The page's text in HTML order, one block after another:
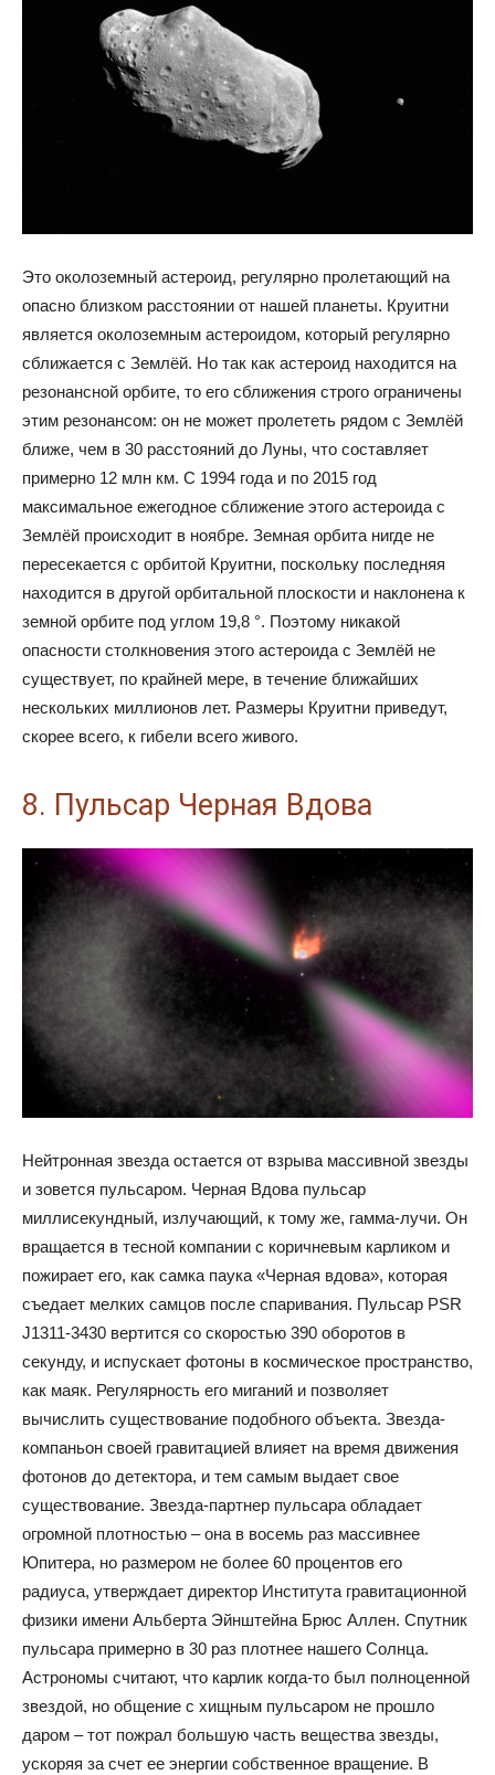
Это околоземный астероид, регулярно пролетающий на
опасно близком расстоянии от нашей планеты. Круитни
является околоземным астероидом, который регулярно
сближается с Землёй. Но так как астероид находится на
резонансной орбите, то его сближения строго ограничены
этим резонансом: он не может пролететь рядом с Землёй
ближе, чем в 30 расстояний до Луны, что составляет
примерно 12 млн км. С 1994 года и по 2015 год
максимальное ежегодное сближение этого астероида с
Землёй происходит в ноябре. Земная орбита нигде не
пересекается с орбитой Круитни, поскольку последняя
находится в другой орбитальной плоскости и наклонена к
земной орбите под углом 19,8 °. Поэтому никакой
опасности столкновения этого астероида с Землёй не
существует, по крайней мере, в течение ближайших
нескольких миллионов лет. Размеры Круитни приведут,
скорее всего, к гибели всего живого.
8. Пульсар Черная Вдова
Нейтронная звезда остается от взрыва массивной звезды
и зовется пульсаром. Черная Вдова пульсар
миллисекундный, излучающий, к тому же, гамма-лучи. Он
вращается в тесной компании с коричневым карликом и
пожирает его, как самка паука «Черная вдова», которая
съедает мелких самцов после спаривания. Пульсар PSR
J1311-3430 вертится со скоростью 390 оборотов в
секунду, и испускает фотоны в космическое пространство,
как маяк. Регулярность его миганий и позволяет
вычислить существование подобного объекта. Звезда-
компаньон своей гравитацией влияет на время движения
фотонов до детектора, и тем самым выдает свое
существование. Звезда-партнер пульсара обладает
огромной плотностью – она в восемь раз массивнее
Юпитера, но размером не более 60 процентов его
радиуса, утверждает директор Института гравитационной
физики имени Альберта Эйнштейна Брюс Аллен. Спутник
пульсара примерно в 30 раз плотнее нашего Солнца.
Астрономы считают, что карлик когда-то был полноценной
звездой, но общение с хищным пульсаром не прошло
даром – тот пожрал большую часть вещества звезды,
ускоряя за счет ее энергии собственное вращение. В